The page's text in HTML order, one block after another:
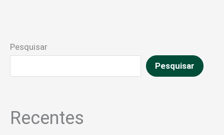
Pesquisar
Pesquisar
Recentes